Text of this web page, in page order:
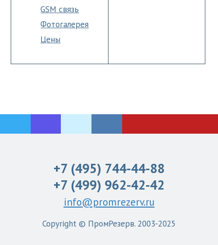
GSM связь
Фотогалерея
Цены
+7 (495) 744-44-88
+7 (499) 962-42-42
info@promrezerv.ru
Copyright © ПромРезерв. 2003-2025